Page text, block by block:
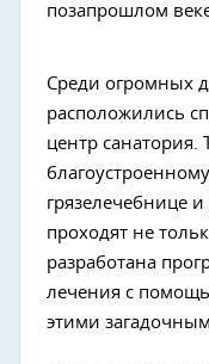
позапрошлом
Среди огромных
расположились
центр санатория.
грязелечебнице
проходят не
разработана
лечения с
этими